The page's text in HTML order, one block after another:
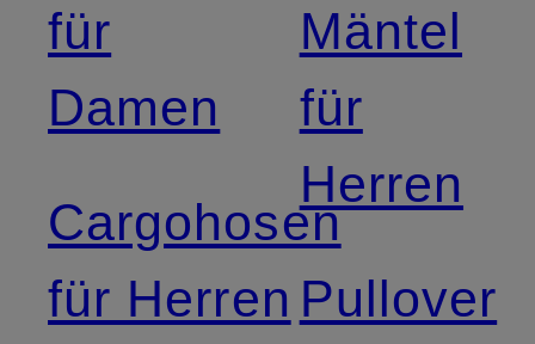
für
Damen
Cargohosen
für Herren
Mäntel
für
Herren
Pullover